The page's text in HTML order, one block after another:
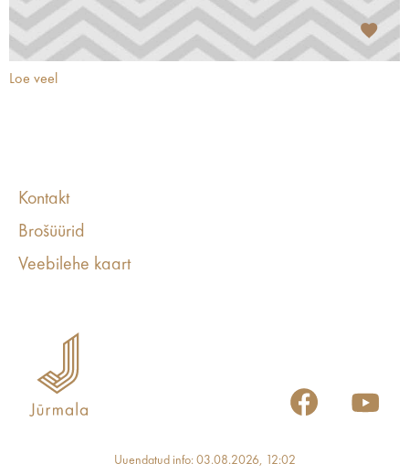
Loe veel
Kontakt
Brošüürid
Veebilehe kaart
Uuendatud info: 03.08.2026, 12:02